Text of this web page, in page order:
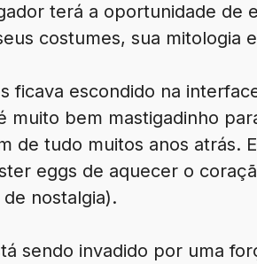
terá a oportunidade de
costumes, sua mitologia
ficava escondido na
muito bem mastigadinho
de tudo muitos anos atrás.
eggs de aquecer o
nostalgia).
sendo invadido por uma